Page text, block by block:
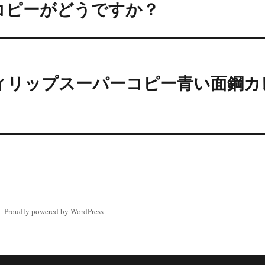
ーがどうですか？
ップスーパーコピー青い面鋼
Proudly powered by WordPress